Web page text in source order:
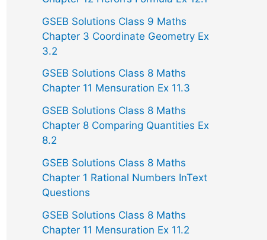
:
GSEB Solutions Class 9 Maths
Chapter 3 Coordinate Geometry Ex
3.2
GSEB Solutions Class 8 Maths
Chapter 11 Mensuration Ex 11.3
GSEB Solutions Class 8 Maths
Chapter 8 Comparing Quantities Ex
8.2
GSEB Solutions Class 8 Maths
Chapter 1 Rational Numbers InText
Questions
GSEB Solutions Class 8 Maths
Chapter 11 Mensuration Ex 11.2